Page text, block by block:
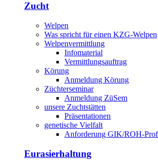
Zucht
Welpen
Was spricht für einen KZG-Welpen
Welpenvermittlung
Infomaterial
Vermittlungsauftrag
Körung
Anmeldung Körung
Züchterseminar
Anmeldung ZüSem
unsere Zuchtstätten
Präsentationen
genetische Vielfalt
Anforderung GIK/ROH-
Eurasierhaltung